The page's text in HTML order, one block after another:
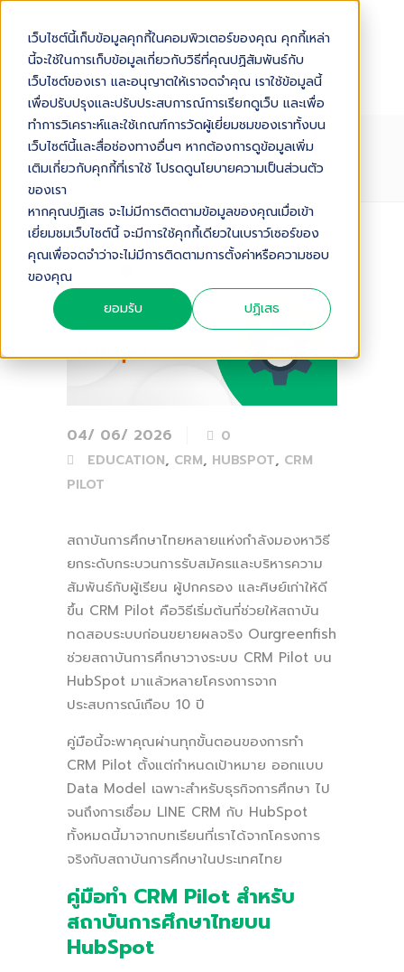
เว็บไซต์นี้เก็บข้อมูลคุกกี้ในคอมพิวเตอร์ของคุณ คุกกี้เหล่า
นี้จะใช้ในการเก็บข้อมูลเกี่ยวกับวิธีที่คุณปฏิสัมพันธ์กับ
เว็บไซต์ของเรา และอนุญาตให้เราจดจำคุณ เราใช้ข้อมูลนี้
เพื่อปรับปรุงและปรับประสบการณ์การเรียกดูเว็บ และเพื่อ
ทำการวิเคราะห์และใช้เกณฑ์การวัดผู้เยี่ยมชมของเราทั้งบน
เว็บไซต์นี้และสื่อช่องทางอื่นๆ หากต้องการดูข้อมูลเพิ่ม
เติมเกี่ยวกับคุกกี้ที่เราใช้ โปรดดูนโยบายความเป็นส่วนตัว
ของเรา
หากคุณปฏิเสธ จะไม่มีการติดตามข้อมูลของคุณเมื่อเข้า
เยี่ยมชมเว็บไซต์นี้ จะมีการใช้คุกกี้เดียวในเบราว์เซอร์ของ
คุณเพื่อจดจำว่าจะไม่มีการติดตามการตั้งค่าหรือความชอบ
ของคุณ
ยอมรับ
ปฏิเสธ
คู่มือทำ CRM PILOT สำหรับสถาบันการ
ศึกษาไทยบน HUBSPOT
Audio Version
04/ 06/ 2026
0
EDUCATION, CRM, HUBSPOT, CRM
PILOT
สถาบันการศึกษาไทยหลายแห่งกำลังมองหาวิธี
ยกระดับกระบวนการรับสมัครและบริหารความ
สัมพันธ์กับผู้เรียน ผู้ปกครอง และศิษย์เก่าให้ดี
ขึ้น CRM Pilot คือวิธีเริ่มต้นที่ช่วยให้สถาบัน
ทดสอบระบบก่อนขยายผลจริง Ourgreenfish
ช่วยสถาบันการศึกษาวางระบบ CRM Pilot บน
HubSpot มาแล้วหลายโครงการจาก
ประสบการณ์เกือบ 10 ปี
คู่มือนี้จะพาคุณผ่านทุกขั้นตอนของการทำ
CRM Pilot ตั้งแต่กำหนดเป้าหมาย ออกแบบ
Data Model เฉพาะสำหรับธุรกิจการศึกษา ไป
จนถึงการเชื่อม LINE CRM กับ HubSpot
ทั้งหมดนี้มาจากบทเรียนที่เราได้จากโครงการ
จริงกับสถาบันการศึกษาในประเทศไทย
คู่มือทำ CRM Pilot สำหรับ
สถาบันการศึกษาไทยบน
HubSpot